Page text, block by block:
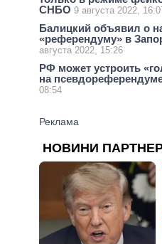
СНБО 9 августа 2022,
Балицкий объявил о
«референдуму» в
августа 2022, 15:26
РФ может устроить
на
08:54